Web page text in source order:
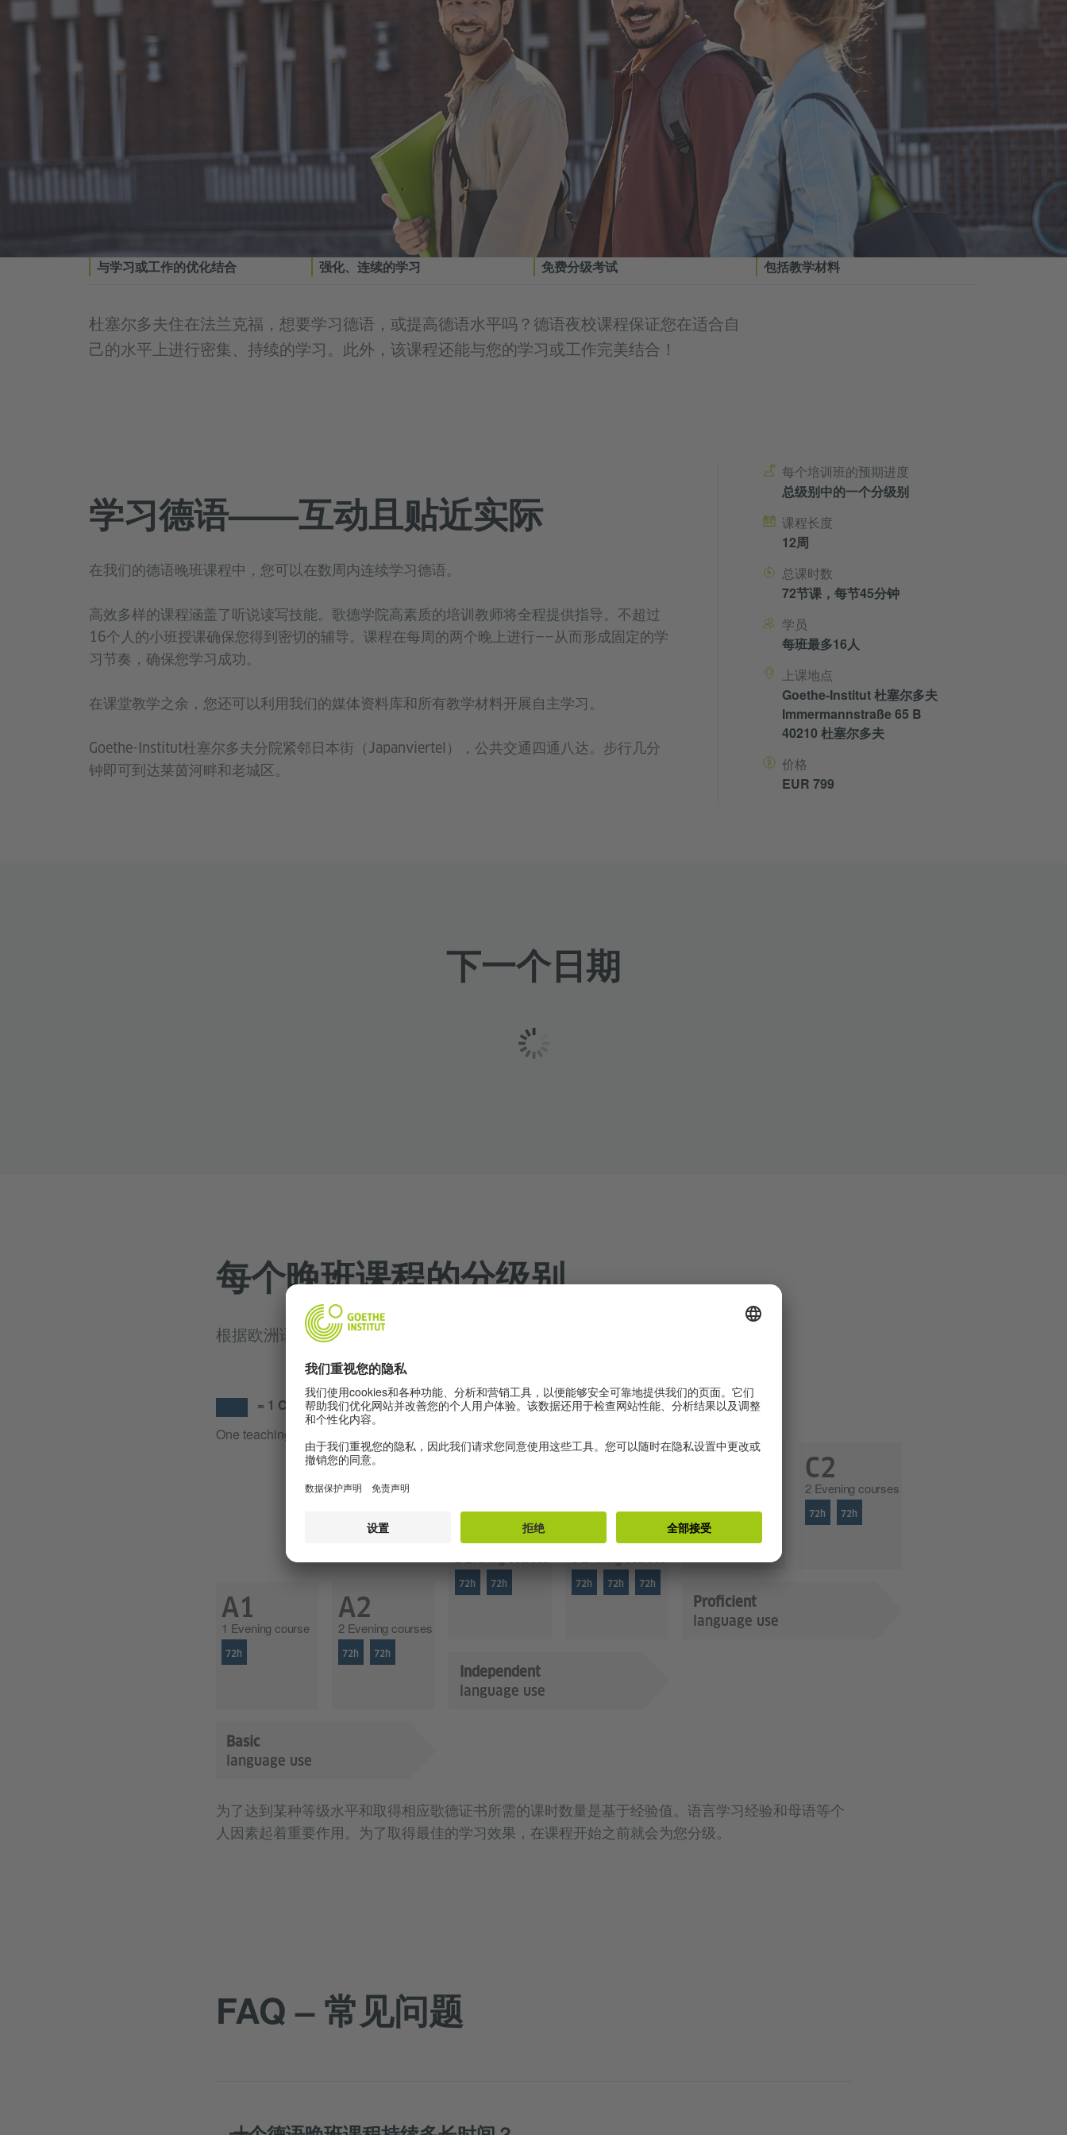
杜塞尔多夫住在法兰克福，想要学习德语，或提高德语水平吗？德语夜校课程保证您在适合自
己的水平上进行密集、持续的学习。此外，该课程还能与您的学习或工作完美结合！
与学习或工作的优化结合 强化、连续的学习 免费分级考试 包括教学材料
学习德语——互动且贴近实际
在我们的德语晚班课程中，您可以在数周内连续学习德语。
高效多样的课程涵盖了听说读写技能。歌德学院高素质的培训教师将全程提供指导。不超过
16个人的小班授课确保您得到密切的辅导。课程在每周的两个晚上进行——从而形成固定的学
习节奏，确保您学习成功。
在课堂教学之余，您还可以利用我们的媒体资料库和所有教学材料开展自主学习。
Goethe-Institut杜塞尔多夫分院紧邻日本街（Japanviertel），公共交通四通八达。步行几分
钟即可到达莱茵河畔和老城区。
Kursdetails
每个培训班的预期进度
总级别中的一个分级别
课程长度
12周
总课时数
72节课，每节45分钟
学员
每班最多16人
上课地点
Goethe-Institut 杜塞尔多夫
Immermannstraße 65 B
40210 杜塞尔多夫
价格
EUR 799
下一个日期
每个晚班课程的分级别
根据欧洲语言共同参考标准
= 1 Course German in the evening à 72 h
72h
A1
1 Evening course
72h 72h
A2
2 Evening courses
72h 72h
B1
72h 72h 72h
B2
72h 72h 72h 72h
C2
2 Evening courses
One teaching unit (h) = 45 minutes
Basic
language use
Independent
language use
Proficient
language use
为了达到某种等级水平和取得相应歌德证书所需的课时数量是基于经验值。语言学习经验和母语等个
人因素起着重要作用。为了取得最佳的学习效果，在课程开始之前就会为您分级。
FAQ – 常见问题